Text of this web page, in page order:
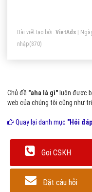
Bài viết tạo bởi: VietAds |
nhập(870)
Chủ đề "aha là gì" luôn được
web của chúng tôi cũng như
Quay lại danh mục "Hỏi
Gọi CSKH
Đặt câu hỏi